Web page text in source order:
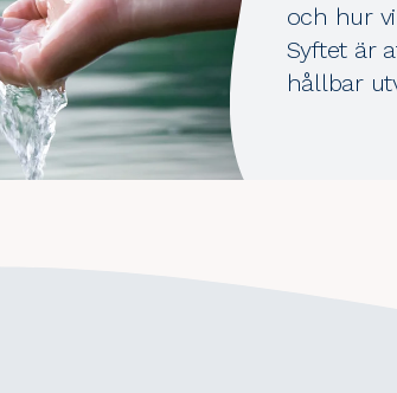
och hur
Syftet är
hållbar